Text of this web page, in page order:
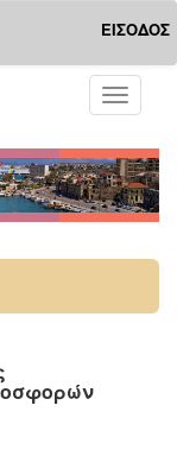
ΕΙΣΟΔΟΣ
Toggle